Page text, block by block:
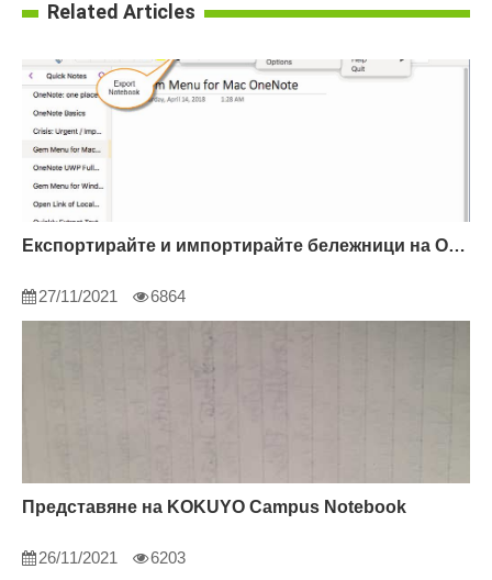
Related Articles
Експортирайте и импортирайте бележници на OneNote
27/11/2021 6864
Представяне на KOKUYO Campus Notebook
26/11/2021 6203